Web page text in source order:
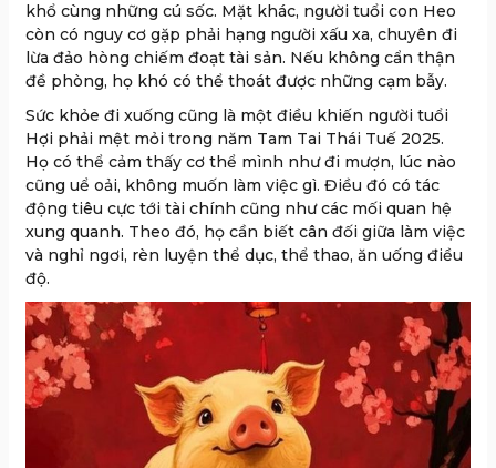
khổ cùng những cú sốc. Mặt khác, người tuổi con Heo
còn có nguy cơ gặp phải hạng người xấu xa, chuyên đi
lừa đảo hòng chiếm đoạt tài sản. Nếu không cẩn thận
đề phòng, họ khó có thể thoát được những cạm bẫy.
Sức khỏe đi xuống cũng là một điều khiến người tuổi
Hợi phải mệt mỏi trong năm Tam Tai Thái Tuế 2025.
Họ có thể cảm thấy cơ thể mình như đi mượn, lúc nào
cũng uể oải, không muốn làm việc gì. Điều đó có tác
động tiêu cực tới tài chính cũng như các mối quan hệ
xung quanh. Theo đó, họ cần biết cân đối giữa làm việc
và nghỉ ngơi, rèn luyện thể dục, thể thao, ăn uống điều
độ.